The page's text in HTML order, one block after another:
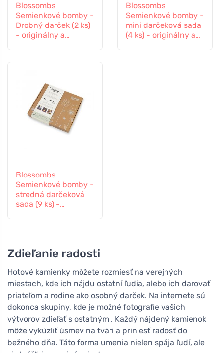
Blossombs
Semienkové bomby -
Drobný darček (2 ks)
- originálny a
Blossombs
Semienkové bomby -
mini darčeková sada
(4 ks) - originálny a
Blossombs
Semienkové bomby -
stredná darčeková
sada (9 ks) -
Zdieľanie radosti
Hotové kamienky môžete rozmiesť na verejných
miestach, kde ich nájdu ostatní ľudia, alebo ich darovať
priateľom a rodine ako osobný darček. Na internete sú
dokonca skupiny, kde je možné fotografie vašich
výtvorov zdieľať s ostatnými. Každý nájdený kamienok
môže vykúzliť úsmev na tvári a priniesť radosť do
bežného dňa. Táto forma umenia nielen spája ľudí, ale